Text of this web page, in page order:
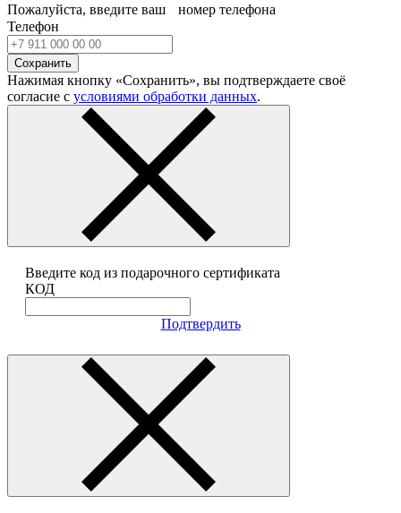
Пожалуйста, введите ваш номер телефона
Телефон
Сохранить
Нажимая кнопку «Сохранить», вы подтверждаете своё
согласие с условиями обработки данных.
Введите код из подарочного сертификата
КОД
Подтвердить